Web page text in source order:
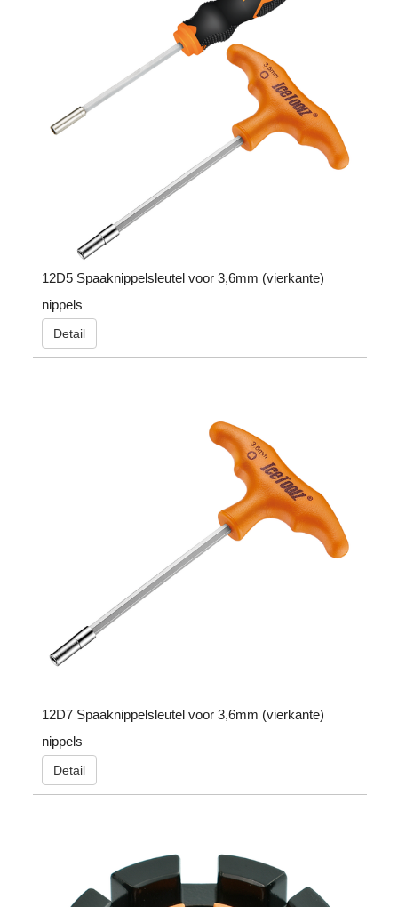
12D5 Spaaknippelsleutel voor 3,6mm (vierkante)
nippels
Detail
12D7 Spaaknippelsleutel voor 3,6mm (vierkante)
nippels
Detail